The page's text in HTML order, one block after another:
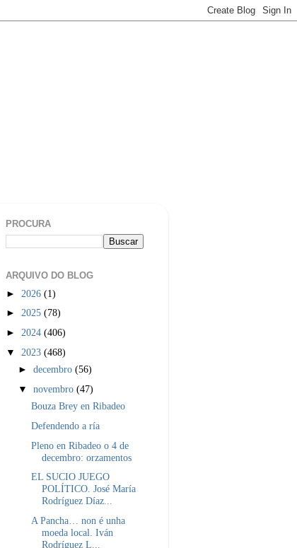
PROCURA
ARQUIVO DO BLOG
► 2026 (1)
► 2025 (78)
► 2024 (406)
▼ 2023 (468)
►decembro(56)
▼novembro(47)
Bouza Brey en Ribadeo
Defendendo a ría
Pleno en Ribadeo o 4 de
decembro: orzamentos
EL SUCIO JUEGO
POLÍTICO. José María
Rodríguez Díaz...
A Pancha… non é unha
moeda local. Iván
Rodríguez L...